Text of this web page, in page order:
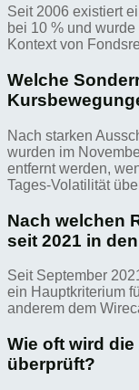
Seit 2006 existiert
bei 10 % und
Kontext von
Welche
Nach starken
wurden im
entfernt werden,
Tages-Volatilität
Nach welchen
seit 2021 in
Seit September
ein Hauptkriterium
anderem dem
Wie oft wird
überprüft?